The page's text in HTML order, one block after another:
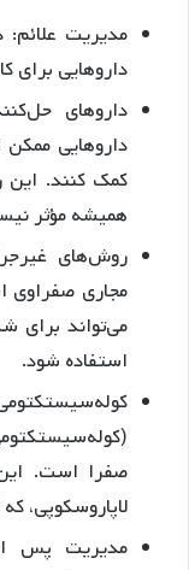
مدیریت
داروهایی برای
داروهای
داروهایی
کمک کنند.
همیشه مؤثر
مجاری صفراوی
می‌تواند برای
استفاده شود.
صفرا است.
لاپاروسکوپی،
مدیریت پس